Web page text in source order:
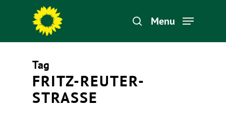
Hit enter to search or ESC to close
Menu
Tag
FRITZ-REUTER-
STRASSE